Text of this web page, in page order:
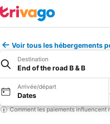
Voir tous les hébergements
Destination
End of the road B & B
Arrivée/départ
Dates
Comment les paiements influencent